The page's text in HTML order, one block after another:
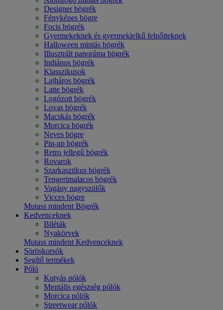
Designer bögrék
Fényképes bögre
Focis bögrék
Gyermekeknek és gyermeklelkű felnőtteknek
Halloween mintás bögrék
Illusztrált panoráma bögrék
Indiános bögrék
Klasszikusok
Lajháros bögrék
Latte bögrék
Logózott bögrék
Lovas bögrék
Macskás bögrék
Morcica bögrék
Neves bögre
Pin-up bögrék
Retro jellegű bögrék
Rovarok
Szarkasztikus bögrék
Tengerimalacos bögrék
Vagány nagyszülők
Vicces bögre
Mutass mindent Bögrék
Kedvenceknek
Biléták
Nyakörvek
Mutass mindent Kedvenceknek
Söröskorsók
Segítő termékek
Póló
Kutyás pólók
Mentális egészség pólók
Morcica pólók
Streetwear pólók